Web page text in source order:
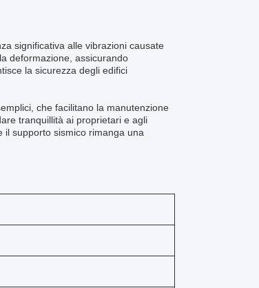
significativa alle vibrazioni causate
deformazione, assicurando
la sicurezza degli edifici
che facilitano la manutenzione
tranquillità ai proprietari e agli
supporto sismico rimanga una